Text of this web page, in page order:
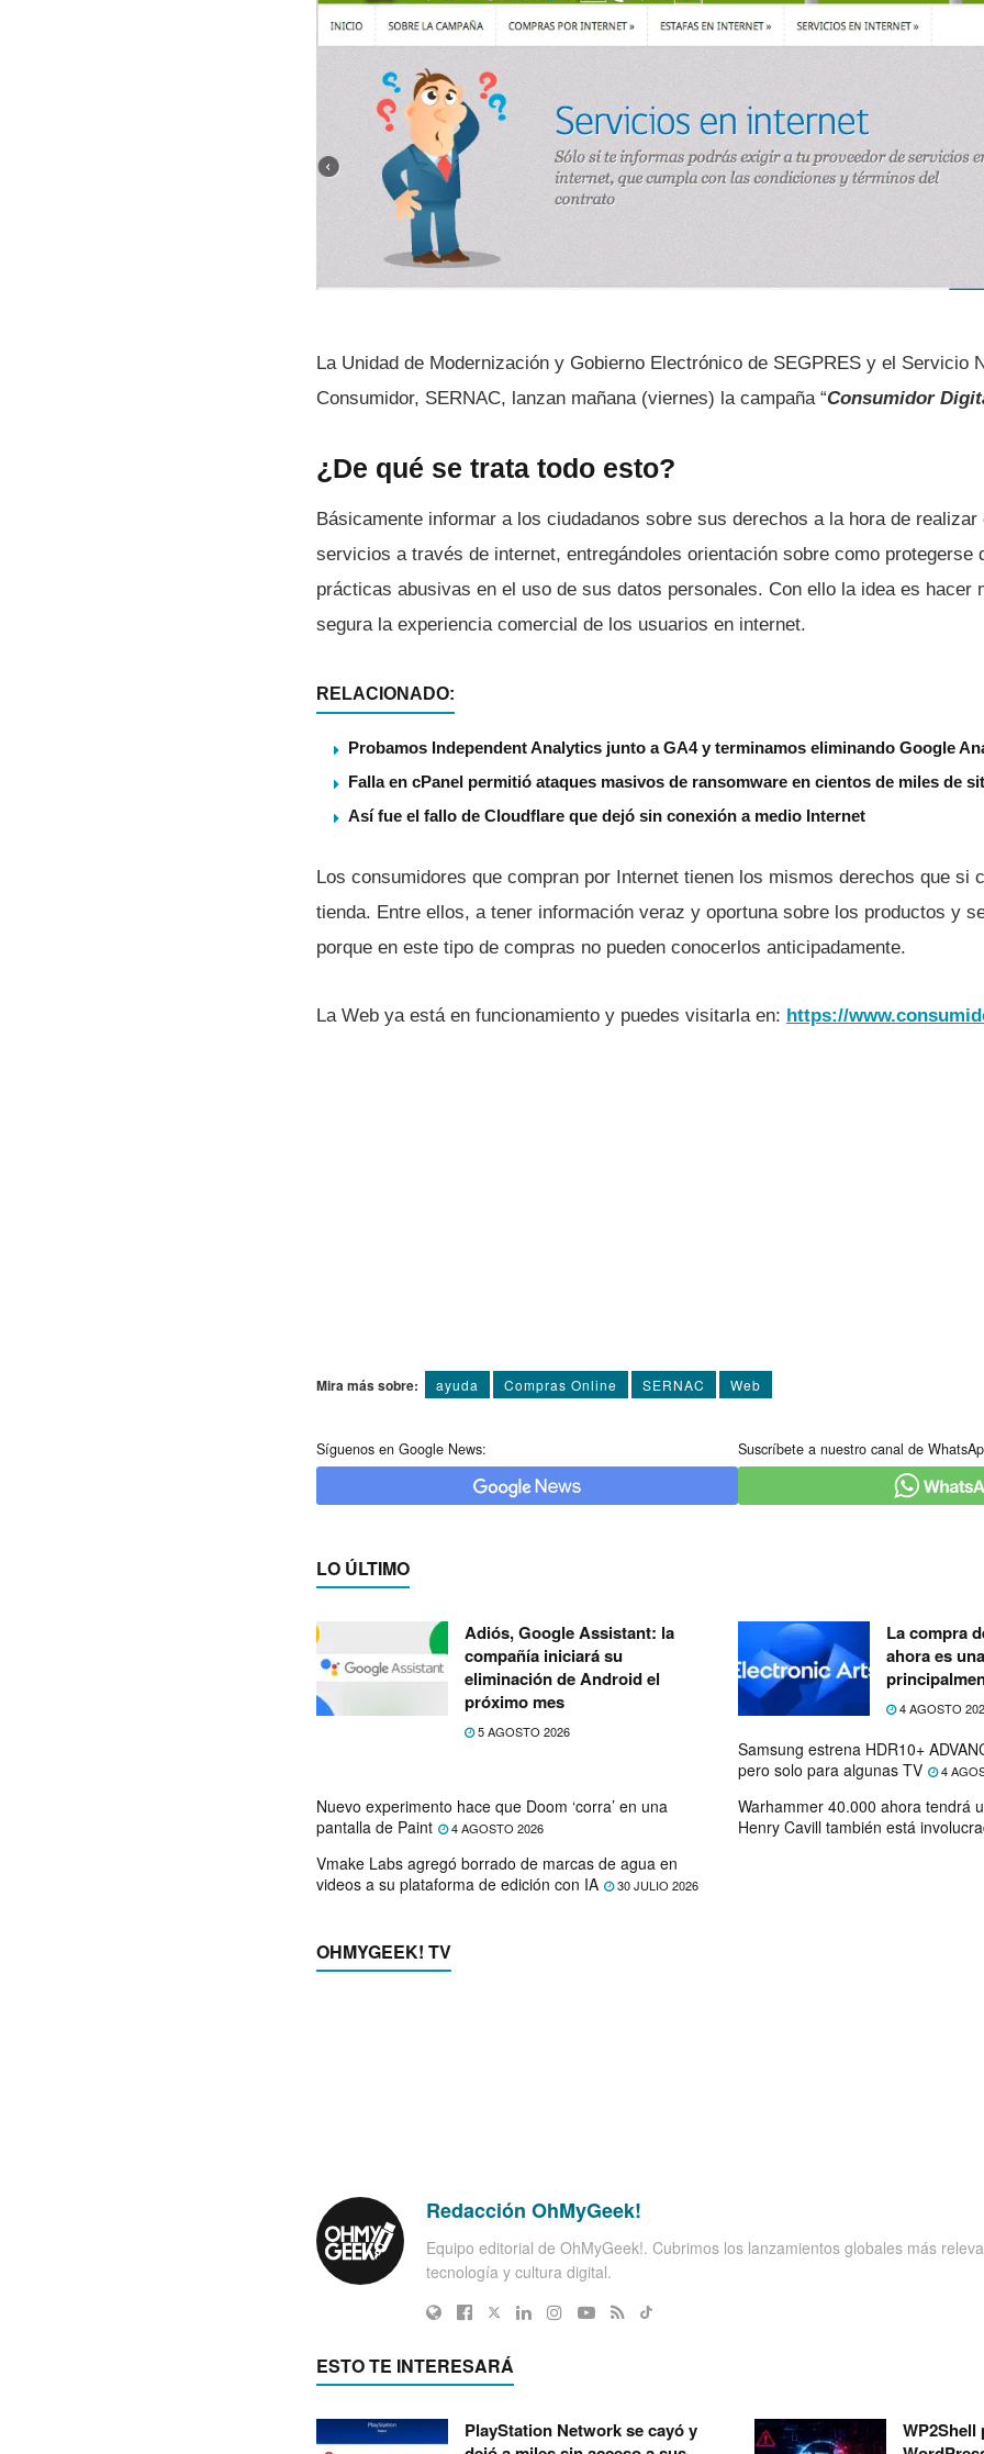
La Unidad de Modernización y Gobierno Electrónico de SEGPRES y el Servicio
Consumidor, SERNAC, lanzan mañana (viernes) la campaña “Consumidor
¿De qué se trata todo esto?
Básicamente informar a los ciudadanos sobre sus derechos a la hora de
servicios a través de internet, entregándoles orientación sobre como protegerse
prácticas abusivas en el uso de sus datos personales. Con ello la idea es hacer
segura la experiencia comercial de los usuarios en internet.
RELACIONADO:
Probamos Independent Analytics junto a GA4 y terminamos eliminando Google
Falla en cPanel permitió ataques masivos de ransomware en cientos de miles de
Así fue el fallo de Cloudflare que dejó sin conexión a medio Internet
Los consumidores que compran por Internet tienen los mismos derechos que si
tienda. Entre ellos, a tener información veraz y oportuna sobre los productos y
porque en este tipo de compras no pueden conocerlos anticipadamente.
La Web ya está en funcionamiento y puedes visitarla en: https://
Mira más sobre: ayuda Compras Online SERNAC Web
Síguenos en Google News: Suscríbete a nuestro canal de
LO ÚLTIMO
Adiós, Google Assistant: la
compañía iniciará su
eliminación de Android el
próximo mes
5 AGOSTO 2026
La compra
ahora es
4 AGOSTO
Samsung estrena HDR10+
pero solo para algunas TV
4
Nuevo experimento hace que Doom ‘corra’ en una
pantalla de Paint
4 AGOSTO 2026
Warhammer 40.000 ahora tendrá
Henry Cavill también está
Vmake Labs agregó borrado de marcas de agua en
videos a su plataforma de edición con IA
30 JULIO 2026
OHMYGEEK! TV
Redacción OhMyGeek!
Equipo editorial de OhMyGeek!. Cubrimos los lanzamientos globales más
tecnología y cultura digital.
ESTO TE INTERESARÁ
PlayStation Network se cayó y
WP2Shell